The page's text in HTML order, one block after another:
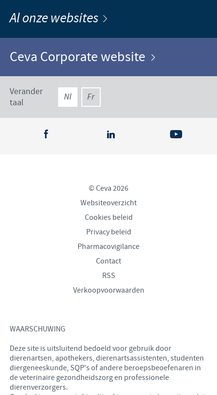
Al onze websites
Ceva Corporate website
Verander
taal
Nl Fr
© Ceva 2026
Websiteoverzicht
Cookies beleid
Privacy beleid
Pharmacovigilance
Contact
RSS
Verkoopvoorwaarden
WAARSCHUWING
Deze site is uitsluitend bedoeld voor gebruik door
dierenartsen, apothekers, dierenartsassistenten, studenten
diergeneeskunde, SQP's of andere beroepsbeoefenaren in
de veterinaire gezondheidszorg en professionele
dierenverzorgers.